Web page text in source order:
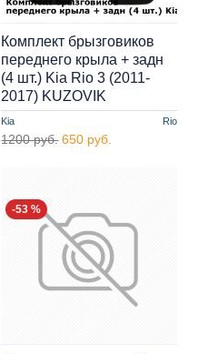
Kia Rio
Комплект брызговиков
переднего крыла + задн
(4 шт.) Kia Rio 3 (2011-
2017) KUZOVIK
1200 руб. 650 руб.
-53 %